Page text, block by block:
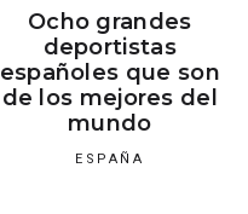
Ocho grandes
deportistas
españoles que son
de los mejores del
mundo
ESPAÑA